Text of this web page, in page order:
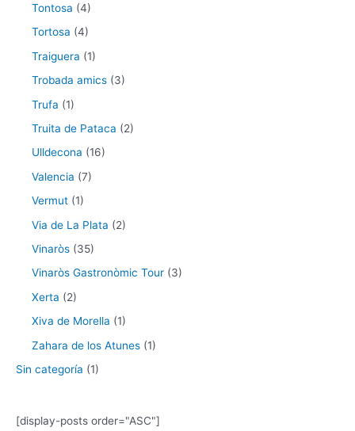
Tontosa (4)
Tortosa (4)
Traiguera (1)
Trobada amics (3)
Trufa (1)
Truita de Pataca (2)
Ulldecona (16)
Valencia (7)
Vermut (1)
Via de La Plata (2)
Vinaròs (35)
Vinaròs Gastronòmic Tour (3)
Xerta (2)
Xiva de Morella (1)
Zahara de los Atunes (1)
Sin categoría (1)
[display-posts order="ASC"]